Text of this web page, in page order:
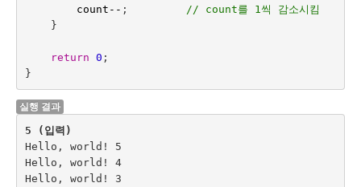
count -- ;
// count를 1씩 감소시킴
}
return 0 ;
}
실행 결과
5 (입력)
Hello, world! 5
Hello, world! 4
Hello, world! 3